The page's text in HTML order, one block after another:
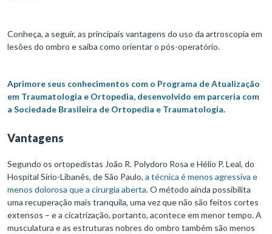
Conheça, a seguir, as principais vantagens do uso da artroscopia em
lesões do ombro e saiba como orientar o pós-operatório.
Aprimore seus conhecimentos com o Programa de Atualização
em Traumatologia e Ortopedia, desenvolvido em parceria com
a Sociedade Brasileira de Ortopedia e Traumatologia.
Vantagens
Segundo os ortopedistas João R. Polydoro Rosa e Hélio P. Leal, do
Hospital Sírio-Libanês, de São Paulo, a técnica é menos agressiva e
menos dolorosa que a cirurgia aberta. O método ainda possibilita
uma recuperação mais tranquila, uma vez que não são feitos cortes
extensos – e a cicatrização, portanto, acontece em menor tempo. A
musculatura e as estruturas nobres do ombro também são menos